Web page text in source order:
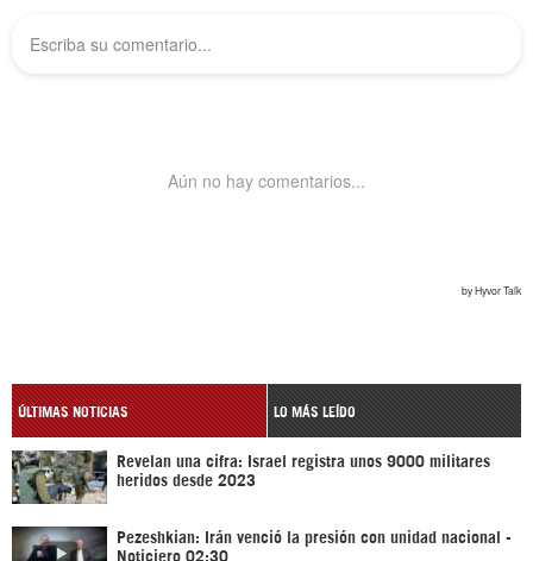
ÚLTIMAS NOTICIAS LO MÁS LEÍDO
Revelan una cifra: Israel registra unos 9000 militares
heridos desde 2023
Pezeshkian: Irán venció la presión con unidad nacional -
Noticiero 02:30